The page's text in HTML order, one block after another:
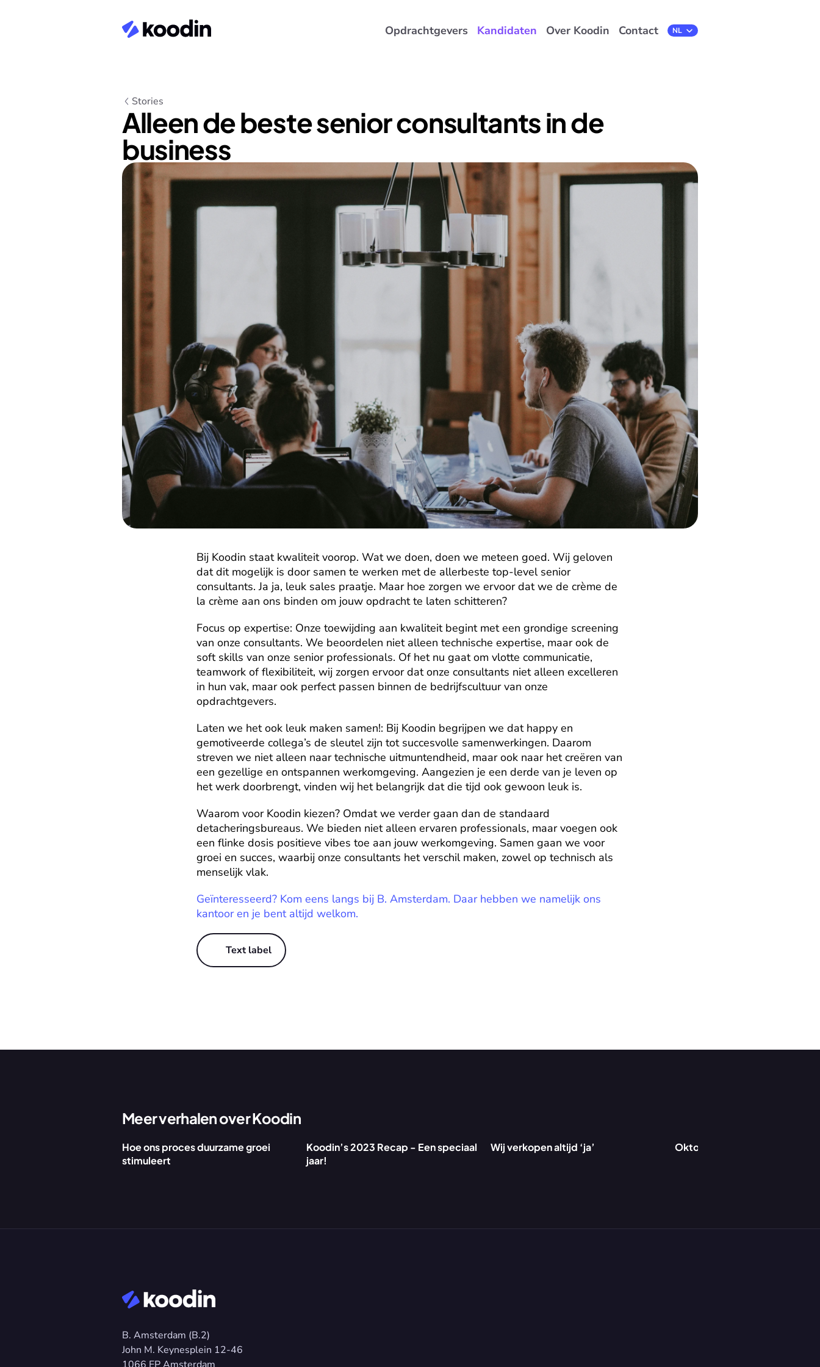
Opdrachtgevers Kandidaten Over Koodin Contact Select Language
NL
Stories
Alleen de beste senior consultants in de
business
Bij Koodin staat kwaliteit voorop. Wat we doen, doen we meteen goed. Wij geloven
dat dit mogelijk is door samen te werken met de allerbeste top-level senior
consultants. Ja ja, leuk sales praatje. Maar hoe zorgen we ervoor dat we de crème de
la crème aan ons binden om jouw opdracht te laten schitteren?
Focus op expertise: Onze toewijding aan kwaliteit begint met een grondige screening
van onze consultants. We beoordelen niet alleen technische expertise, maar ook de
soft skills van onze senior professionals. Of het nu gaat om vlotte communicatie,
teamwork of flexibiliteit, wij zorgen ervoor dat onze consultants niet alleen excelleren
in hun vak, maar ook perfect passen binnen de bedrijfscultuur van onze
opdrachtgevers.
Laten we het ook leuk maken samen!: Bij Koodin begrijpen we dat happy en
gemotiveerde collega’s de sleutel zijn tot succesvolle samenwerkingen. Daarom
streven we niet alleen naar technische uitmuntendheid, maar ook naar het creëren van
een gezellige en ontspannen werkomgeving. Aangezien je een derde van je leven op
het werk doorbrengt, vinden wij het belangrijk dat die tijd ook gewoon leuk is.
Waarom voor Koodin kiezen? Omdat we verder gaan dan de standaard
detacheringsbureaus. We bieden niet alleen ervaren professionals, maar voegen ook
een flinke dosis positieve vibes toe aan jouw werkomgeving. Samen gaan we voor
groei en succes, waarbij onze consultants het verschil maken, zowel op technisch als
menselijk vlak.
Geïnteresseerd? Kom eens langs bij B. Amsterdam. Daar hebben we namelijk ons
kantoor en je bent altijd welkom.
Text label
Meer verhalen over Koodin
Hoe ons proces duurzame groei
stimuleert
Koodin’s 2023 Recap - Een speciaal
jaar!
Wij verkopen altijd ‘ja’ Oktober @ Koodin
B. Amsterdam (B.2)
John M. Keynesplein 12-46